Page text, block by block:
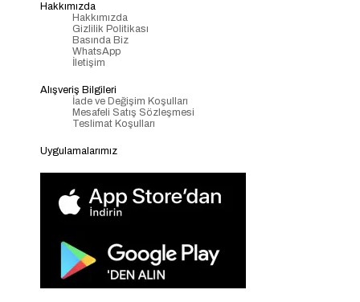
Hakkımızda
Hakkımızda
Gizlilik Politikası
Basında Biz
WhatsApp
İletişim
Alışveriş Bilgileri
İade ve Değişim Koşulları
Mesafeli Satış Sözleşmesi
Teslimat Koşulları
Uygulamalarımız